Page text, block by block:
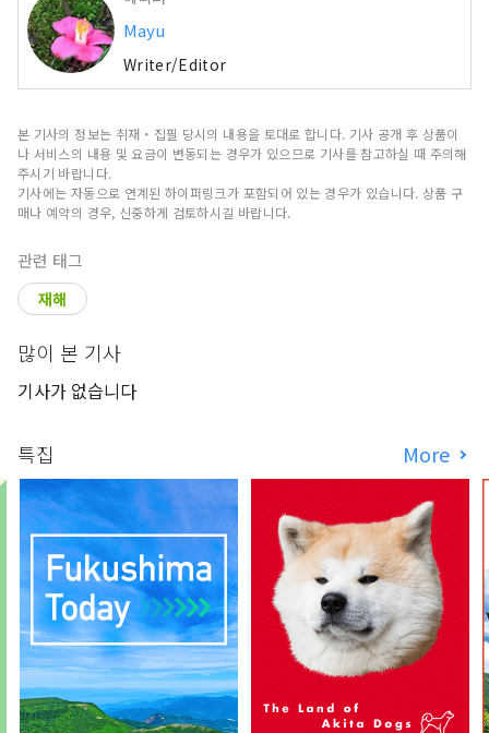
Mayu
Writer/Editor
본 기사의 정보는 취재・집필 당시의 내용을 토대로 합니다. 기사 공개 후 상품이
나 서비스의 내용 및 요금이 변동되는 경우가 있으므로 기사를 참고하실 때 주의해
주시기 바랍니다.
기사에는 자동으로 연계된 하이퍼링크가 포함되어 있는 경우가 있습니다. 상품 구
매나 예약의 경우, 신중하게 검토하시길 바랍니다.
관련 태그
재해
많이 본 기사
기사가 없습니다
특집 More